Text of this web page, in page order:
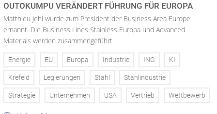
OUTOKUMPU VERÄNDERT FÜHRUNG FÜR EUROPA
Matthieu Jehl wurde zum President der Business Area Europe
ernannt. Die Business Lines Stainless Europa und Advanced
Materials werden zusammengeführt.
Energie EU Europa Industrie ING KI
Krefeld Legierungen Stahl Stahlindustrie
Strategie Unternehmen USA Vertrieb Wettbewerb